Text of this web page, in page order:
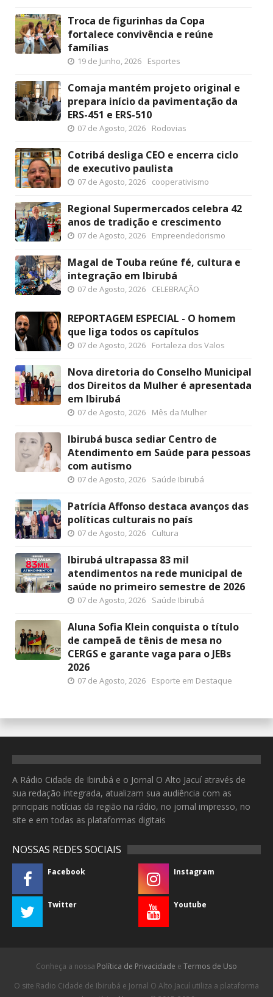
Troca de figurinhas da Copa
fortalece convivência e reúne
famílias
19 de Junho, 2026 Esportes
Comaja mantém projeto original e
prepara início da pavimentação da
ERS-451 e ERS-510
07 de Agosto, 2026 Rodovias
Cotribá desliga CEO e encerra ciclo
de executivo paulista
07 de Agosto, 2026 cooperativismo
Regional Supermercados celebra 42
anos de tradição e crescimento
07 de Agosto, 2026 Empreendedorismo
Magal de Touba reúne fé, cultura e
integração em Ibirubá
07 de Agosto, 2026 CELEBRAÇÃO
REPORTAGEM ESPECIAL - O homem
que liga todos os capítulos
07 de Agosto, 2026 Fortaleza dos Valos
Nova diretoria do Conselho Municipal
dos Direitos da Mulher é apresentada
em Ibirubá
07 de Agosto, 2026 Mês da Mulher
Ibirubá busca sediar Centro de
Atendimento em Saúde para pessoas
com autismo
07 de Agosto, 2026 Saúde Ibirubá
Patrícia Affonso destaca avanços das
políticas culturais no país
07 de Agosto, 2026 Cultura
Ibirubá ultrapassa 83 mil
atendimentos na rede municipal de
saúde no primeiro semestre de 2026
07 de Agosto, 2026 Saúde Ibirubá
Aluna Sofia Klein conquista o título
de campeã de tênis de mesa no
CERGS e garante vaga para o JEBs
2026
07 de Agosto, 2026 Esporte em Destaque
A Rádio Cidade de Ibirubá e o Jornal O Alto Jacuí através de
sua redação integrada, atualizam sua audiência com as
principais notícias da região na rádio, no jornal impresso, no
site e em todas as plataformas digitais
NOSSAS REDES SOCIAIS
Facebook Instagram
Twitter Youtube
Conheça a nossa Política de Privacidade e Termos de Uso
O site Radio Cidade de Ibirubá e Jornal O Alto Jacuí utiliza a plataforma